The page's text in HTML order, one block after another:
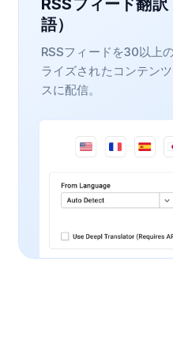
RSSフィード翻
語）
RSSフィードを30以上
ライズされたコンテン
スに配信。